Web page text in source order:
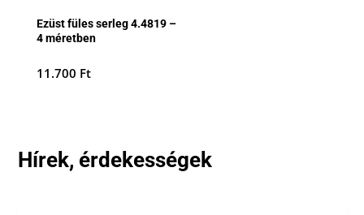
Ezüst füles serleg 4.4819 –
4 méretben
11.700 Ft
Hírek, érdekességek